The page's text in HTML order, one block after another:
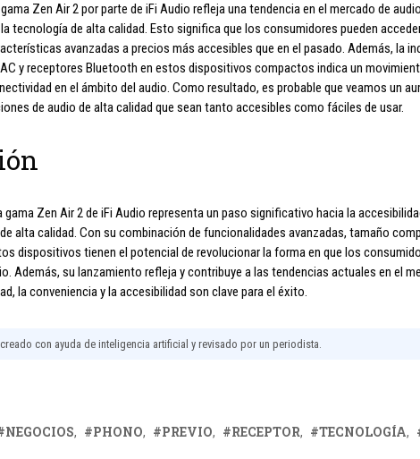
Zen Air 2 por parte de iFi Audio refleja una tendencia en el mercado de
tecnología de alta calidad. Esto significa que los consumidores pueden
avanzadas a precios más accesibles que en el pasado. Además, la
y receptores Bluetooth en estos dispositivos compactos indica un
en el ámbito del audio. Como resultado, es probable que veamos un
de audio de alta calidad que sean tanto accesibles como fáciles de usar.
gama Zen Air 2 de iFi Audio representa un paso significativo hacia la
alta calidad. Con su combinación de funcionalidades avanzadas, tamaño
dispositivos tienen el potencial de revolucionar la forma en que los
Además, su lanzamiento refleja y contribuye a las tendencias actuales en el
la conveniencia y la accesibilidad son clave para el éxito.
con ayuda de inteligencia artificial y revisado por un periodista.
NEGOCIOS PHONO PREVIO RECEPTOR TECNOLOGÍA